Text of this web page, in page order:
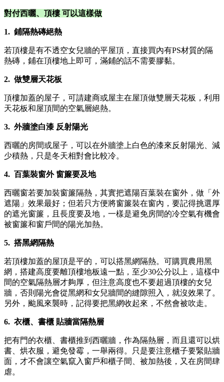
對付西曬、頂樓 可以這樣做
1. 鋪隔熱磚絕熱
若頂樓是有不透空女兒牆的平屋頂，直接買內有PS材質的隔
熱磚，鋪在頂樓地上即可，滿鋪的話不需要膠黏。
2. 做雙層天花板
頂樓加蓋的屋子，可請建商或屋主在屋頂做雙層天花板，利用
天花板和屋頂間的空氣層絕熱。
3. 外牆塗白漆 反射陽光
西曬的房間或屋子，可以在外牆塗上白色的漆來反射陽光、減
少積熱，只是冬天相對會比較冷。
4. 百葉裝窗外 窗簾要及地
西曬窗若要加裝窗簾隔熱，其實把遮陽百葉裝在窗外，做「外
遮陽」效果最好；但若只方便將窗簾裝在窗內，要記得挑選厚
的遮光窗簾，且長度要及地，一樣是避免房間的冷空氣有機會
被窗簾和窗戶間的陽光加熱。
5. 搭黑網隔熱
若頂樓加蓋的屋頂是平的，可以搭黑網隔熱。可購買農用黑
網，搭建高度要離頂樓地板遠一點，至少30公分以上，這樣中
間的空氣隔熱層才夠厚，但注意高度也不要超過頂樓的女兒
牆，否則陽光會從黑網和女兒牆間的縫隙照入，就沒效果了。
另外，颱風來襲時，記得要把黑網收起來，不然會被吹走。
6. 衣櫃、書櫃 貼牆當隔熱層
把有門的衣櫃、書櫃推到西曬牆，作為隔熱層，而且還可以烘
書、烘衣服，避免發霉，一舉兩得。只是要注意櫃子要緊貼牆
面，才不會讓空氣竄入窗戶和櫃子間、被加熱後，又在房間肆
虐。